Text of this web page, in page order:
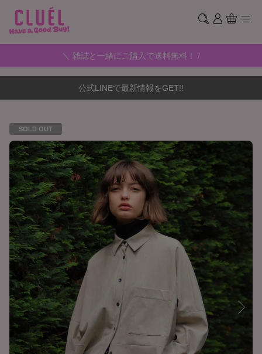
＼ 雑誌と一緒にご購入で送料無料！ /
公式LINEで最新情報をGET!!
SOLD OUT